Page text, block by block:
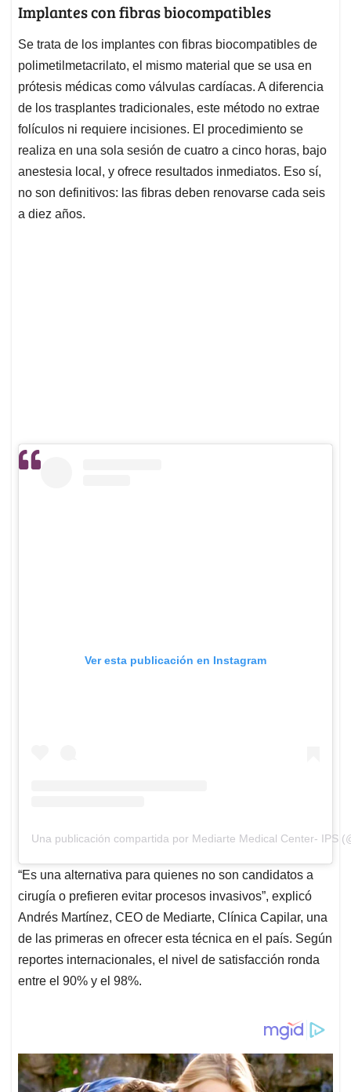
Implantes con fibras biocompatibles
Se trata de los implantes con fibras biocompatibles de
polimetilmetacrilato, el mismo material que se usa en
prótesis médicas como válvulas cardíacas. A diferencia
de los trasplantes tradicionales, este método no extrae
folículos ni requiere incisiones. El procedimiento se
realiza en una sola sesión de cuatro a cinco horas, bajo
anestesia local, y ofrece resultados inmediatos. Eso sí,
no son definitivos: las fibras deben renovarse cada seis
a diez años.
Ver esta publicación en Instagram
Una publicación compartida por Mediarte Medical Center- IPS
“Es una alternativa para quienes no son candidatos a
cirugía o prefieren evitar procesos invasivos”, explicó
Andrés Martínez, CEO de Mediarte, Clínica Capilar, una
de las primeras en ofrecer esta técnica en el país. Según
reportes internacionales, el nivel de satisfacción ronda
entre el 90% y el 98%.